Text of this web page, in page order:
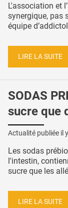
L'association et
synergique, pas
équipe
LIRE LA SUITE
SODAS
sucre que
Actualité publiée il
Les sodas
l'intestin,
sucre que les
LIRE LA SUITE